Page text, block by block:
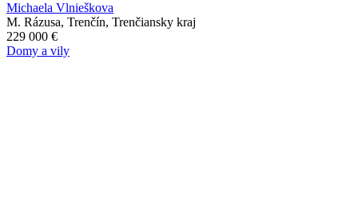
Michaela Vlnieškova
M. Rázusa, Trenčín, Trenčiansky kraj
229 000 €
Domy a vily